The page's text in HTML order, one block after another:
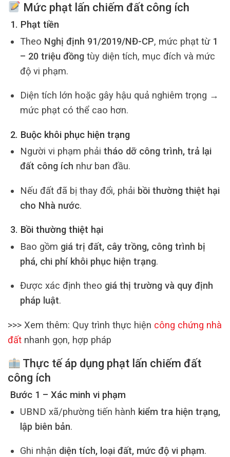
Mức phạt lấn chiếm đất công ích
1. Phạt tiền
Theo Nghị định 91/2019/NĐ-CP, mức phạt từ 1
– 20 triệu đồngtùy diện tích, mục đích và mức
độ vi phạm.
Diện tích lớn hoặc gây hậu quả nghiêm trọng →
mức phạt có thể cao hơn.
2. Buộc khôi phục hiện trạng
Người vi phạm phải tháo dỡ công trình, trả lại
đất công ích như ban đầu.
Nếu đất đã bị thay đổi, phải bồi thường thiệt hại
cho Nhà nước.
3. Bồi thường thiệt hại
Bao gồm giá trị đất, cây trồng, công trình bị
phá, chi phí khôi phục hiện trạng.
Được xác định theo giá thị trường và quy định
pháp luật.
>>> Xem thêm: Quy trình thực hiện công chứng nhà
đất nhanh gọn, hợp pháp
Thực tế áp dụng phạt lấn chiếm đất
công ích
Bước 1 – Xác minh vi phạm
UBND xã/phường tiến hành kiểm tra hiện trạng,
lập biên bản.
Ghi nhận diện tích, loại đất, mức độ vi phạm.